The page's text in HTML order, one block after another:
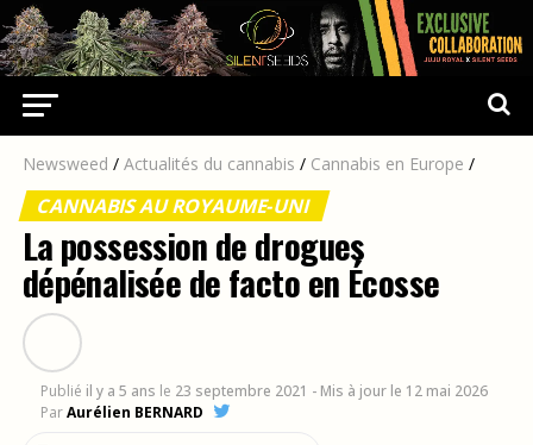
Newsweed / Actualités du cannabis / Cannabis en Europe /
CANNABIS AU ROYAUME-UNI
La possession de drogues
dépénalisée de facto en Écosse
Publié il y a 5 ans le 23 septembre 2021 - Mis à jour le 12 mai 2026
ParAurélien BERNARD